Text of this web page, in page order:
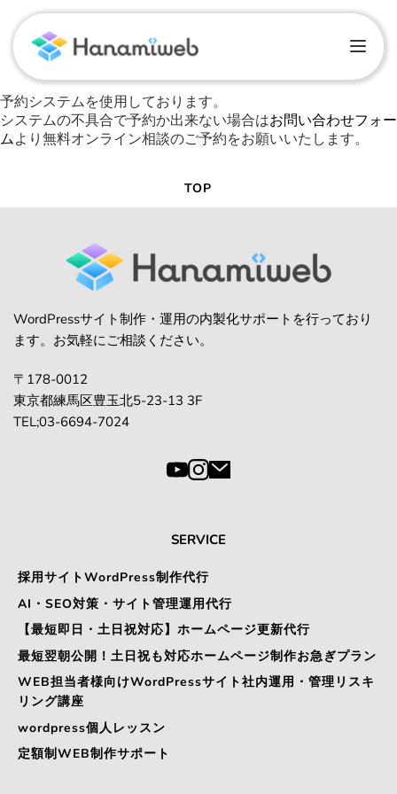
予約システムを使用しております。
システムの不具合で予約か出来ない場合はお問い合わせフォー
ム より無料オンライン相談のご予約をお願いいたします。
TOP
WordPressサイト制作・運用の内製化サポートを行っており
ます。お気軽にご相談ください。
〒178-0012
東京都練馬区豊玉北5-23-13 3F
TEL;03-6694-7024
SERVICE
採用サイトWordPress制作代行
AI・SEO対策・サイト管理運用代行
【最短即日・土日祝対応】ホームページ更新代行
最短翌朝公開！土日祝も対応ホームページ制作お急ぎプラン
WEB担当者様向けWordPressサイト社内運用・管理リスキ
リング講座
wordpress個人レッスン
定額制WEB制作サポート